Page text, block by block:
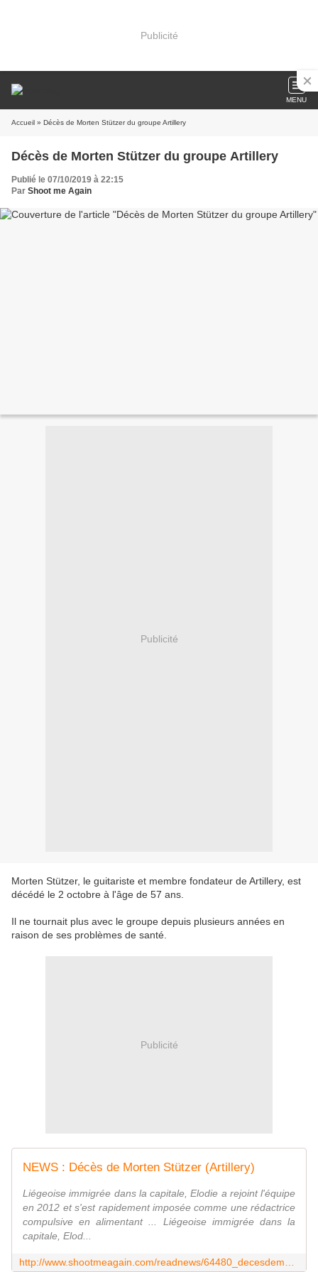
Publicité
MENU
Accueil » Décès de Morten Stützer du groupe Artillery
Décès de Morten Stützer du groupe Artillery
Publié le 07/10/2019 à 22:15
Par Shoot me Again
Publicité
Morten Stützer, le guitariste et membre fondateur de Artillery, est
décédé le 2 octobre à l'âge de 57 ans.
Il ne tournait plus avec le groupe depuis plusieurs années en
raison de ses problèmes de santé.
Publicité
NEWS : Décès de Morten Stützer (Artillery)
Liégeoise immigrée dans la capitale, Elodie a rejoint l'équipe
en 2012 et s'est rapidement imposée comme une rédactrice
compulsive en alimentant ... Liégeoise immigrée dans la
capitale, Elod...